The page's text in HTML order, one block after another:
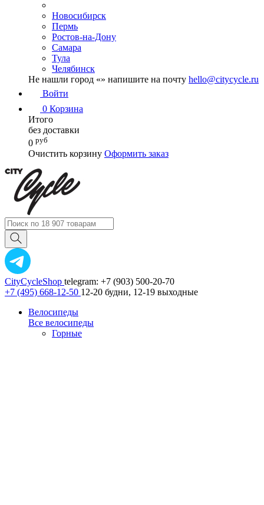
Новосибирск
Пермь
Ростов-на-Дону
Самара
Тула
Челябинск
Не нашли город «» напишите на почту hello@citycycle.ru
Войти
0 Корзина
Итого
без доставки
0 руб
Очистить корзину Оформить заказ
CityCycleShop telegram: +7 (903) 500-20-70
+7 (495) 668-12-50 12-20 будни, 12-19 выходные
Велосипеды
Все велосипеды
Горные